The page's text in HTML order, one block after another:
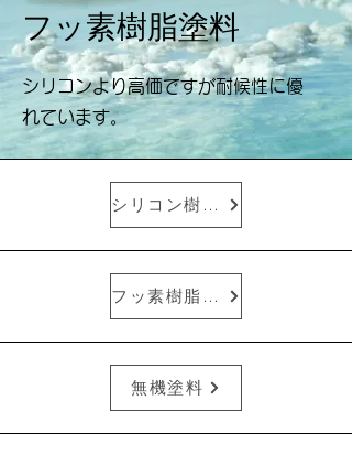
フッ素樹脂塗料
シリコンより高価ですが耐候性に優
れています。
シリコン樹脂塗料
フッ素樹脂塗料
無機塗料